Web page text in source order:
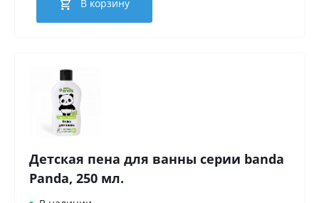
В корзину
Детская пена для ванны серии banda
Panda, 250 мл.